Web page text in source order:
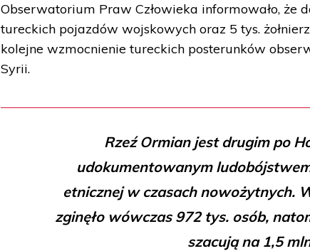
Obserwatorium Praw Człowieka informowało, że
tureckich pojazdów wojskowych oraz 5 tys.
kolejne wzmocnienie tureckich posterunków
Syrii.
Rzeź Ormian jest drugim po
udokumentowanym
etnicznej w czasach nowożytnych.
zginęło wówczas 972 tys. osób,
szacują na 1,5